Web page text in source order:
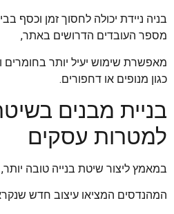
בניה ניידת יכולה לחסוך זמן וכסף
מספר העובדים הדרושים באתר,
מאפשרת שימוש יעיל יותר
כגון מנופים או דחפורים.
בניית מבנים
למטרות עסקים
במאמץ ליצור שיטת בנייה טובה יותר,
המהנדסים המציאו עיצוב חדש